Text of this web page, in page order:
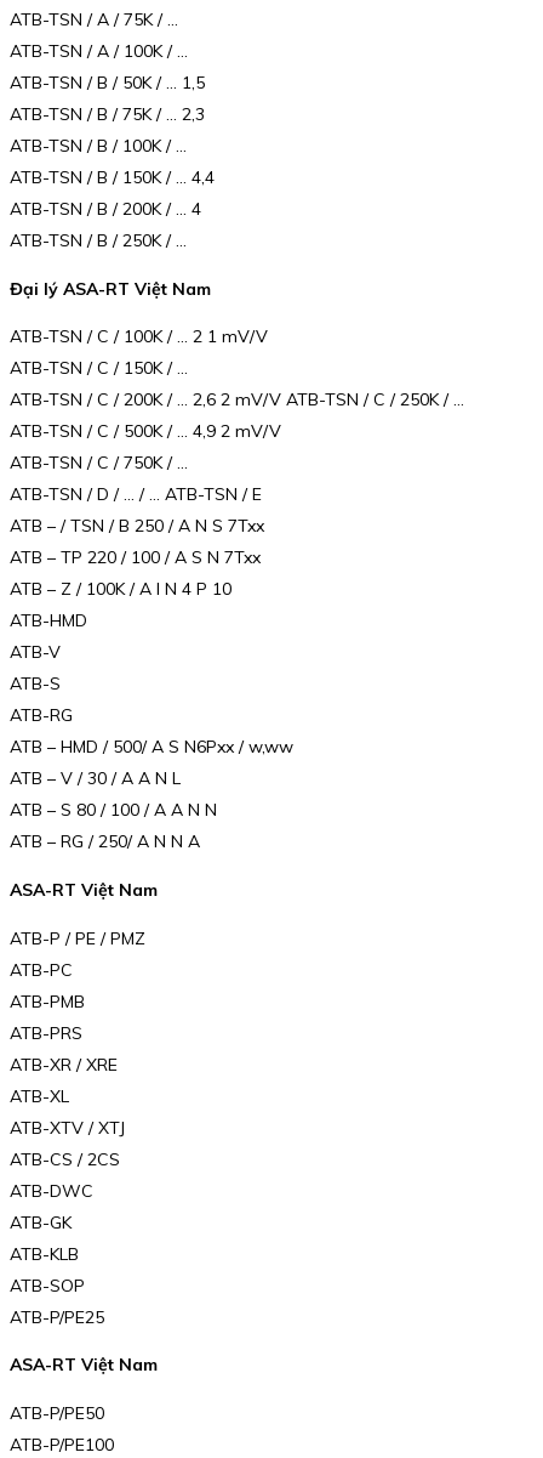
ATB-TSN / A / 75K / …
ATB-TSN / A / 100K / …
ATB-TSN / B / 50K / … 1,5
ATB-TSN / B / 75K / … 2,3
ATB-TSN / B / 100K / …
ATB-TSN / B / 150K / … 4,4
ATB-TSN / B / 200K / … 4
ATB-TSN / B / 250K / …
Đại lý ASA-RT Việt Nam
ATB-TSN / C / 100K / … 2 1 mV/V
ATB-TSN / C / 150K / …
ATB-TSN / C / 200K / … 2,6 2 mV/V ATB-TSN / C / 250K / …
ATB-TSN / C / 500K / … 4,9 2 mV/V
ATB-TSN / C / 750K / …
ATB-TSN / D / … / … ATB-TSN / E
ATB – / TSN / B 250 / A N S 7Txx
ATB – TP 220 / 100 / A S N 7Txx
ATB – Z / 100K / A I N 4 P 10
ATB-HMD
ATB-V
ATB-S
ATB-RG
ATB – HMD / 500/ A S N6Pxx / w,ww
ATB – V / 30 / A A N L
ATB – S 80 / 100 / A A N N
ATB – RG / 250/ A N N A
ASA-RT Việt Nam
ATB-P / PE / PMZ
ATB-PC
ATB-PMB
ATB-PRS
ATB-XR / XRE
ATB-XL
ATB-XTV / XTJ
ATB-CS / 2CS
ATB-DWC
ATB-GK
ATB-KLB
ATB-SOP
ATB-P/PE25
ASA-RT Việt Nam
ATB-P/PE50
ATB-P/PE100